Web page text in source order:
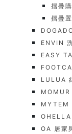
摺疊
摺疊
ENVIN
EASY
LULUA
MOMUR
MYTEM
OHELLA
OA 居家